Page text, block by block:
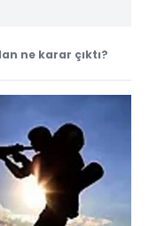
ne karar çıktı?